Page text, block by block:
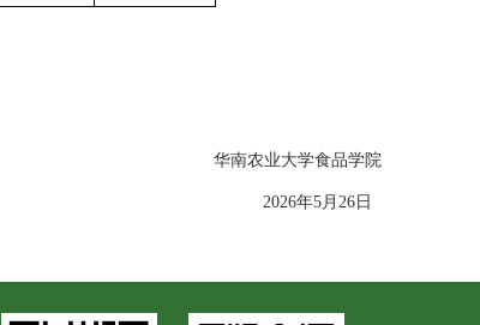
华南农业大学食品学院
2026年5月26日